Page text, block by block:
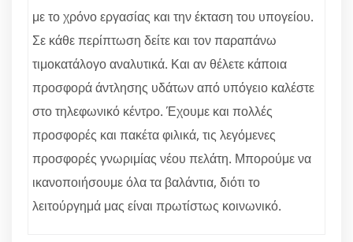
με το χρόνο εργασίας και την έκταση του υπογείου.
Σε κάθε περίπτωση δείτε και τον παραπάνω
τιμοκατάλογο αναλυτικά. Και αν θέλετε κάποια
προσφορά άντλησης υδάτων από υπόγειο καλέστε
στο τηλεφωνικό κέντρο. Έχουμε και πολλές
προσφορές και πακέτα φιλικά, τις λεγόμενες
προσφορές γνωριμίας νέου πελάτη. Μπορούμε να
ικανοποιήσουμε όλα τα βαλάντια, διότι το
λειτούργημά μας είναι πρωτίστως κοινωνικό.